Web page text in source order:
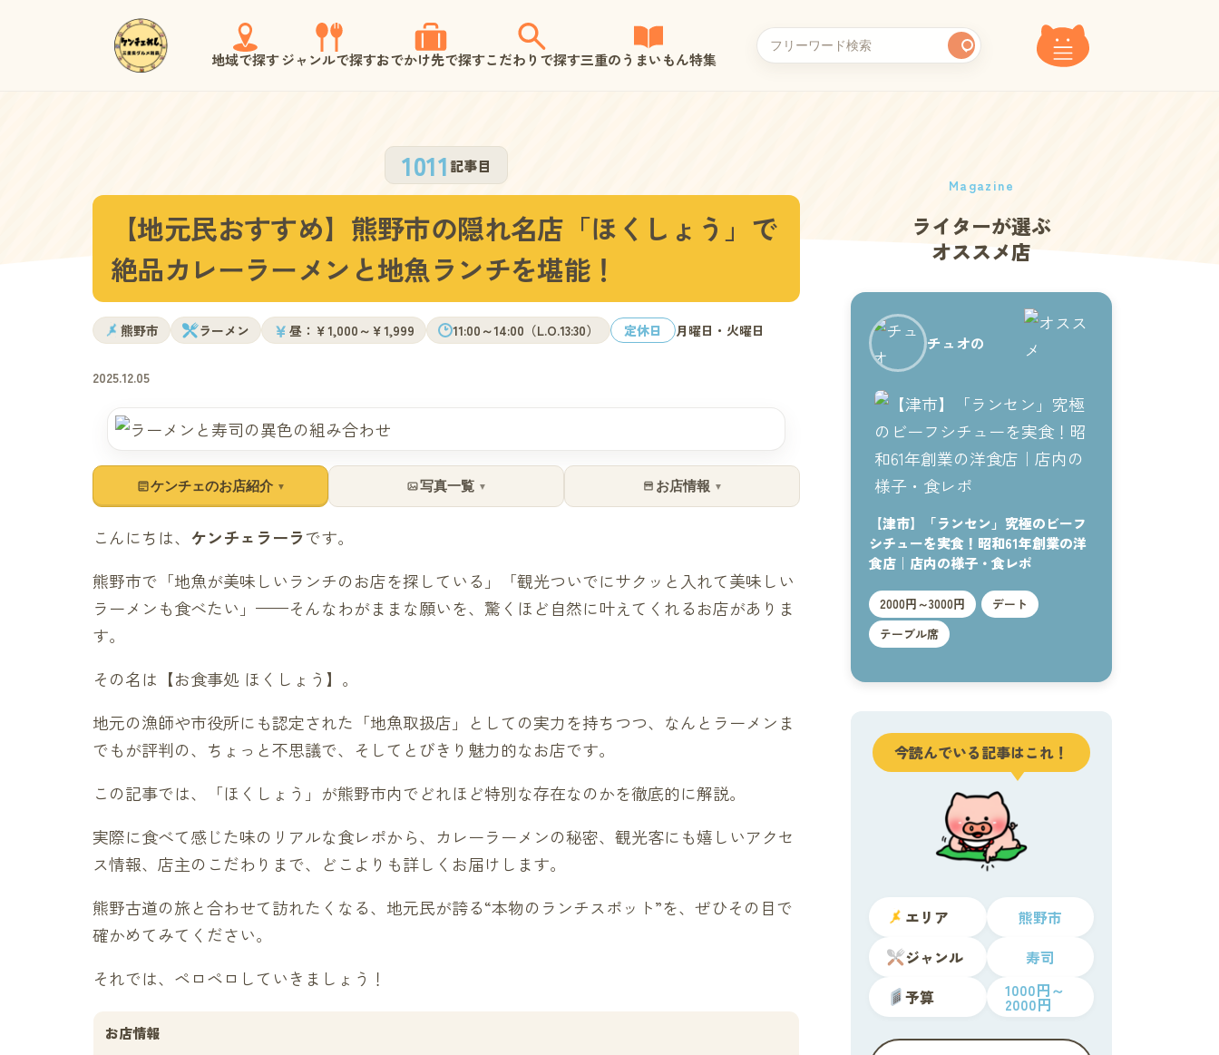
地域で探すジャンルで探すおでかけ先で探すこだわりで探す三重のうまいもん特集
1011 記事目
【地元民おすすめ】熊野市の隠れ名店「ほくしょう」で
絶品カレーラーメンと地魚ランチを堪能！
熊野市 ラーメン ￥ 昼：￥1,000～￥1,999 11:00～14:00（L.O.13:30） 定休日 月曜日・火曜日
2025.12.05
ケンチェのお店紹介 ▼ 写真一覧 ▼ お店情報 ▼
こんにちは、 ケンチェラーラです。
熊野市で「地魚が美味しいランチのお店を探している」「観光ついでにサクッと入れて美味しい
ラーメンも食べたい」——そんなわがままな願いを、驚くほど自然に叶えてくれるお店がありま
す。
その名は【お食事処 ほくしょう】。
地元の漁師や市役所にも認定された「地魚取扱店」としての実力を持ちつつ、なんとラーメンま
でもが評判の、ちょっと不思議で、そしてとびきり魅力的なお店です。
この記事では、「ほくしょう」が熊野市内でどれほど特別な存在なのかを徹底的に解説。
実際に食べて感じた味のリアルな食レポから、カレーラーメンの秘密、観光客にも嬉しいアクセ
ス情報、店主のこだわりまで、どこよりも詳しくお届けします。
熊野古道の旅と合わせて訪れたくなる、地元民が誇る“本物のランチスポット”を、ぜひその目で
確かめてみてください。
それでは、ペロペロしていきましょう！
お店情報
Magazine
ライターが選ぶ
オススメ店
チュオの
【津市】「ランセン」究極のビーフ
シチューを実食！昭和61年創業の洋
食店｜店内の様子・食レポ
2000円～3000円
デート
テーブル席
今読んでいる記事はこれ！
エリア
熊野市
ジャンル
寿司
予算
1000円～
2000円